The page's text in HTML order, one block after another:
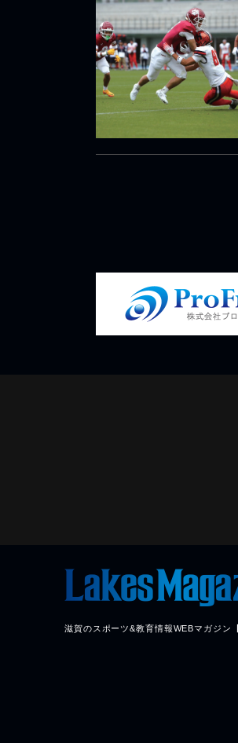
滋賀のスポーツ&教育情報WEBマガジン